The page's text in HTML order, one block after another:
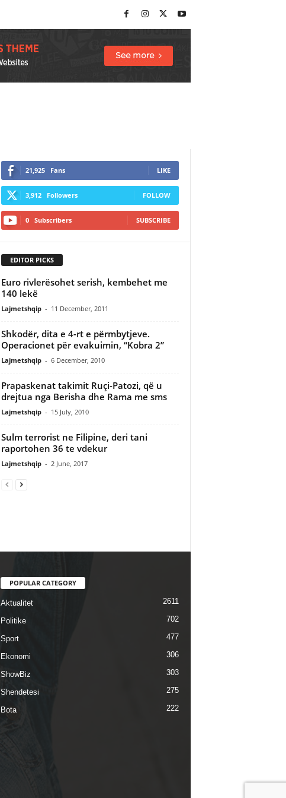
21,925 Fans LIKE
3,912 Followers FOLLOW
0 Subscribers SUBSCRIBE
EDITOR PICKS
Euro rivlerësohet serish, kembehet me
140 lekë
Lajmetshqip - 11 December, 2011
Shkodër, dita e 4-rt e përmbytjeve.
Operacionet për evakuimin, “Kobra 2”
Lajmetshqip - 6 December, 2010
Prapaskenat takimit Ruçi-Patozi, që u
drejtua nga Berisha dhe Rama me sms
Lajmetshqip - 15 July, 2010
Sulm terrorist ne Filipine, deri tani
raportohen 36 te vdekur
Lajmetshqip - 2 June, 2017
POPULAR CATEGORY
Aktualitet 2611
Politike 702
Sport 477
Ekonomi 306
ShowBiz 303
Shendetesi 275
Bota 222